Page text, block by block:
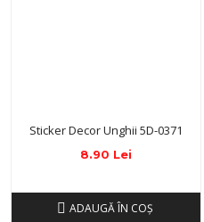
Sticker Decor Unghii 5D-0371
8.90 Lei
ADAUGĂ ÎN COŞ